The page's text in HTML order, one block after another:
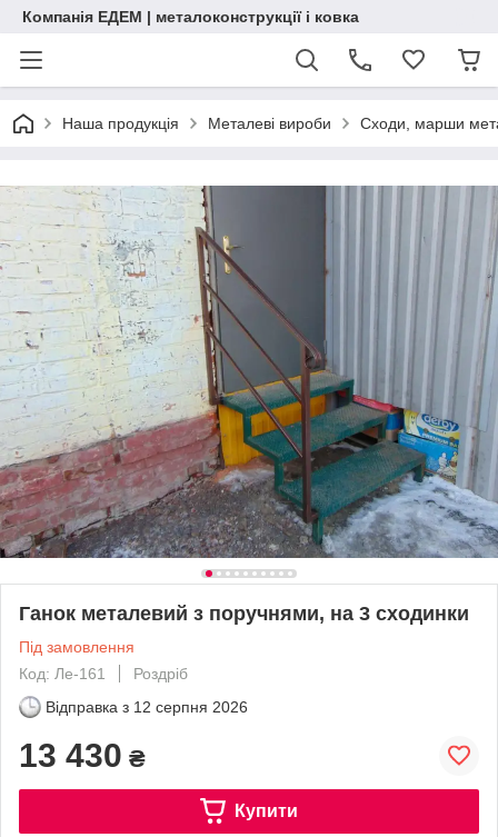
Компанія ЕДЕМ | металоконструкції і ковка
Наша продукція Металеві вироби Сходи, марши
Ганок металевий з поручнями, на 3 сходинки
Під замовлення
Код: Ле-161
Роздріб
Відправка з 12 серпня 2026
13 430 ₴
Купити